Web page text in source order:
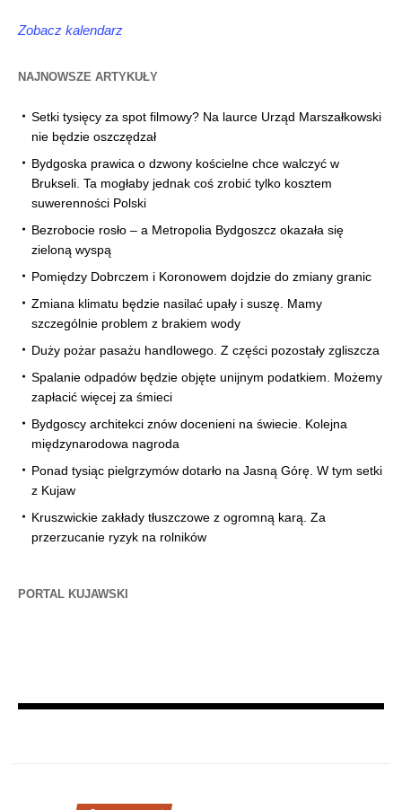
Zobacz kalendarz
NAJNOWSZE ARTYKUŁY
Setki tysięcy za spot filmowy? Na laurce Urząd Marszałkowski
nie będzie oszczędzał
Bydgoska prawica o dzwony kościelne chce walczyć w
Brukseli. Ta mogłaby jednak coś zrobić tylko kosztem
suwerenności Polski
Bezrobocie rosło – a Metropolia Bydgoszcz okazała się
zieloną wyspą
Pomiędzy Dobrczem i Koronowem dojdzie do zmiany granic
Zmiana klimatu będzie nasilać upały i suszę. Mamy
szczególnie problem z brakiem wody
Duży pożar pasażu handlowego. Z części pozostały zgliszcza
Spalanie odpadów będzie objęte unijnym podatkiem. Możemy
zapłacić więcej za śmieci
Bydgoscy architekci znów docenieni na świecie. Kolejna
międzynarodowa nagroda
Ponad tysiąc pielgrzymów dotarło na Jasną Górę. W tym setki
z Kujaw
Kruszwickie zakłady tłuszczowe z ogromną karą. Za
przerzucanie ryzyk na rolników
PORTAL KUJAWSKI